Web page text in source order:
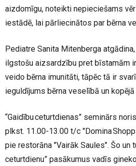
aizdomīgu, noteikti nepieciešams
iestādē, lai pārliecinātos par bērna
Pediatre Sanita Mitenberga
ilgstošu aizsardzību pret bīstamām
veido bērna imunitāti, tāpēc tā ir
ieguldījums bērna veselībā un
“Gaidību ceturtdienas” seminārs
plkst. 11.00-13.00 t/c "Domina
pie restorāna "Vairāk Saules". Šo un
ceturtdienu” pasākumus vadīs